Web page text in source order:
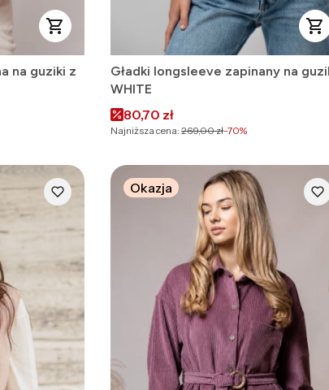
na guziki z
Gładki longsleeve zapinany na
WHITE
Cena promocyjna
80,70 zł
Najniższa cena: 269,00 zł-70%
Okazja